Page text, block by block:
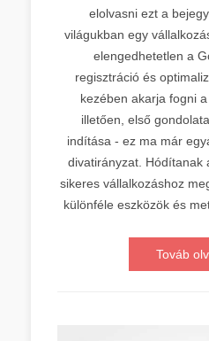
elolvasni ezt a
világukban egy
elengedhetetlen a
regisztráció és
kezében akarja fogni
illetően, első
indítása - ez ma már
divatirányzat. Hódítanak
sikeres vállalkozáshoz
különféle eszközök és
Továb